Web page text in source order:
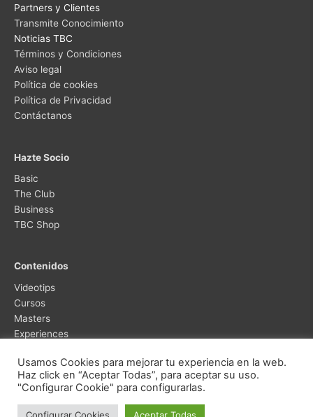
Partners y Clientes
Transmite Conocimiento
Noticias TBC
Términos y Condiciones
Aviso legal
Política de cookies
Política de Privacidad
Contáctanos
Hazte Socio
Basic
The Club
Business
TBC Shop
Contenidos
Videotips
Cursos
Masters
Experiences
Usamos Cookies para mejorar tu experiencia en la web.
Haz click en “Aceptar Todas”, para aceptar su uso.
"Configurar Cookie" para configurarlas.